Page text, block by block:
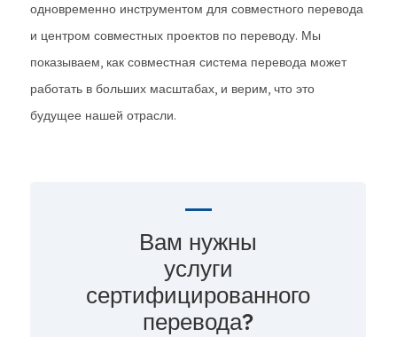
одновременно инструментом для совместного перевода
и центром совместных проектов по переводу. Мы
показываем, как совместная система перевода может
работать в больших масштабах, и верим, что это
будущее нашей отрасли.
Вам нужны
услуги
сертифицированного
перевода?